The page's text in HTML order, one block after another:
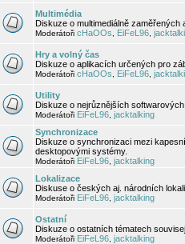
Multimédia
Diskuze o multimediálně zaměřených
Moderátoři cHaOOs EiFeL96
Hry a volný čas
Diskuze o aplikacích určených pro
Moderátoři cHaOOs EiFeL96
Utility
Diskuze o nejrůznějších softwarových
Moderátoři EiFeL96 jacktalking
Synchronizace
Diskuze o synchronizaci mezi
desktopovými systémy.
Moderátoři EiFeL96 jacktalking
Lokalizace
Diskuse o českých aj. národních
Moderátoři EiFeL96 jacktalking
Ostatní
Diskuze o ostatních tématech
Moderátoři EiFeL96 jacktalking